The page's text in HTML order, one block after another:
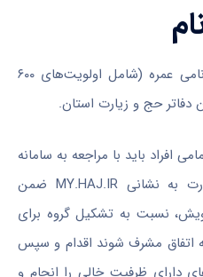
تمامی دارندگان کارت‌های ثبت نامی عمره (شامل اولویت‌های ۶۰۰
دفاتر حج و زیارت استان.
افراد باید با مراجعه به سامانه
پنجره واحد سازمان حج و زیارت به نشانی MY.HAJ.IR ضمن
نسبت به تشکیل گروه برای
اتفاق مشرف شوند اقدام و سپس
دارای ظرفیت خالی را انجام و